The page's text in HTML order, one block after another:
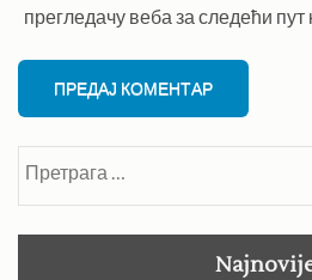
прегледачу веба за следећи